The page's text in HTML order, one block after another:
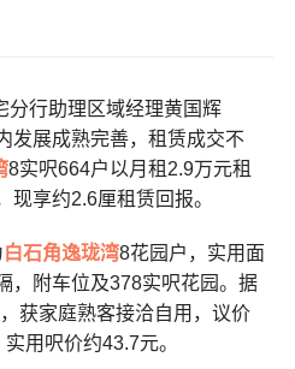
分行助理区域经理黄国辉
发展成熟完善，租赁成交不
8实呎664户以月租2.9万元租
现享约2.6厘租赁回报。
白石角逸珑湾8花园户，实用面
，附车位及378实呎花园。据
获家庭熟客接洽自用，议价
用呎价约43.7元。